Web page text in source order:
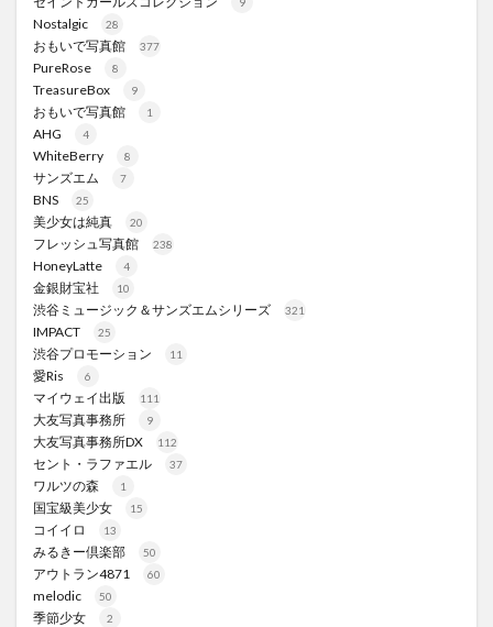
Nostalgic 28
おもいで写真館 377
PureRose 8
TreasureBox 9
おもいで写真館 1
AHG 4
WhiteBerry 8
サンズエム 7
BNS 25
美少女は純真 20
フレッシュ写真館 238
HoneyLatte 4
金銀財宝社 10
渋谷ミュージック＆サンズエムシリーズ 321
IMPACT 25
渋谷プロモーション 11
愛Ris 6
マイウェイ出版 111
大友写真事務所 9
大友写真事務所DX 112
セント・ラファエル 37
ワルツの森 1
国宝級美少女 15
コイイロ 13
みるきー倶楽部 50
アウトラン4871 60
melodic 50
季節少女 2